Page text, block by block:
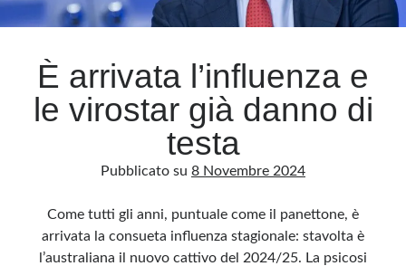
Archivio
Archivi
Questo blog non rappresenta una testata giornalistica, in quanto viene aggiornato
È arrivata l’influenza e
le virostar già danno di
testa
Pubblicato su 8 Novembre 2024
Come tutti gli anni, puntuale come il panettone, è
arrivata la consueta influenza stagionale: stavolta è
l’australiana il nuovo cattivo del 2024/25. La psicosi